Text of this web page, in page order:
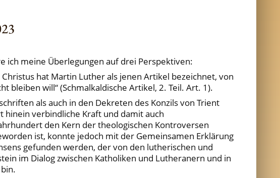
ich meine Überlegungen auf drei Perspektiven:
hat Martin Luther als jenen Artikel bezeichnet, von
bleiben will“ (Schmalkaldische Artikel, 2. Teil. Art. 1).
als auch in den Dekreten des Konzils von Trient
hinein verbindliche Kraft und damit auch
den Kern der theologischen Kontroversen
ist, konnte jedoch mit der Gemeinsamen Erklärung
gefunden werden, der von den lutherischen und
im Dialog zwischen Katholiken und Lutheranern und in